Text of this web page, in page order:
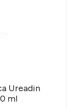
Ureadin
ml